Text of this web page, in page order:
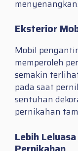
menyenangkan.
Eksterior
Mobil
memperoleh
semakin
pada saat
sentuhan
pernikahan
Lebih